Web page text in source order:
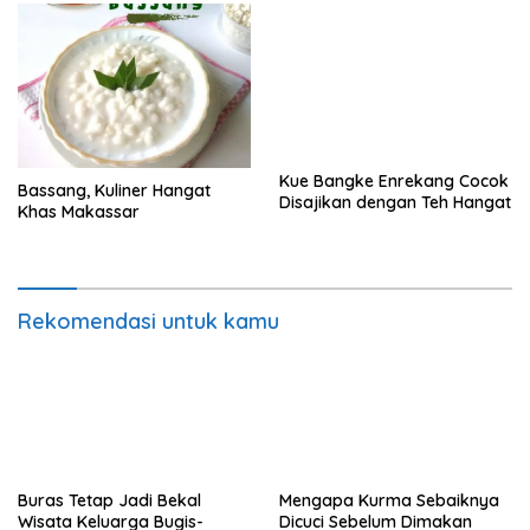
Bassang, Kuliner Hangat
Khas Makassar
Kue Bangke Enrekang Cocok
Disajikan dengan Teh Hangat
Rekomendasi untuk kamu
Buras Tetap Jadi Bekal
Wisata Keluarga Bugis-
Mengapa Kurma Sebaiknya
Dicuci Sebelum Dimakan